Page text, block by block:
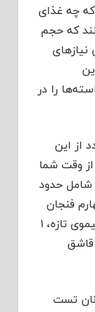
چه غذای
که حجم
نیازهای
را در
سالمون است. تهیه ۴ عدد از این
تنها ۱۵ دقیقه از وقت شما
شامل حدود
فنجان
پیاز قرمز خردشده، ۲ قاشق غذاخوری آبلیموی تازه، ۱
قاشق
کم‌چرب، ۸ عدد نان تست